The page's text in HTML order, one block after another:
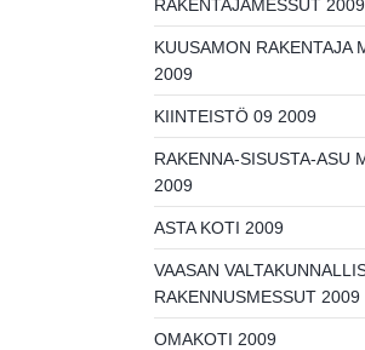
RAKENTAJAMESSUT 2009
KUUSAMON RAKENTAJA
2009
KIINTEISTÖ 09 2009
RAKENNA-SISUSTA-ASU
2009
ASTA KOTI 2009
VAASAN
RAKENNUSMESSUT 2009
OMAKOTI 2009